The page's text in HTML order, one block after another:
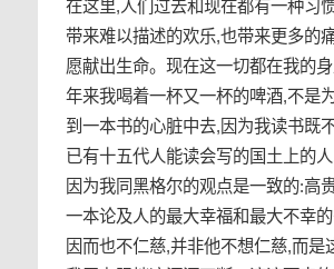
在这里,人们过去和现在都有一种习
带来难以描述的欢乐,也带来更多的
愿献出生命。现在这一切都在我的
年来我喝着一杯又一杯的啤酒,不是
到一本书的心脏中去,因为我读书既
已有十五代人能读会写的国土上的
因为我同黑格尔的观点是一致的:高
一本论及人的最大幸福和最大不幸
因而也不仁慈,并非他不想仁慈,而